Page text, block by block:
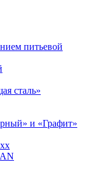
питьевой
сталь»
и «Графит»